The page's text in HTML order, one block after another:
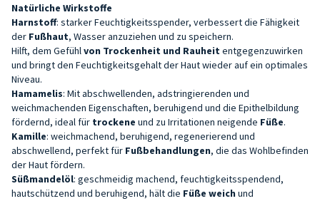
Natürliche Wirkstoffe
Harnstoff: starker Feuchtigkeitsspender, verbessert die Fähigkeit
der Fußhaut, Wasser anzuziehen und zu speichern.
Hilft, dem Gefühl von Trockenheit und Rauheit entgegenzuwirken
und bringt den Feuchtigkeitsgehalt der Haut wieder auf ein optimales
Niveau.
Hamamelis: Mit abschwellenden, adstringierenden und
weichmachenden Eigenschaften, beruhigend und die Epithelbildung
fördernd, ideal für trockene und zu Irritationen neigende Füße.
Kamille: weichmachend, beruhigend, regenerierend und
abschwellend, perfekt für Fußbehandlungen, die das Wohlbefinden
der Haut fördern.
Süßmandelöl: geschmeidig machend, feuchtigkeitsspendend,
hautschützend und beruhigend, hält die Füße weich und